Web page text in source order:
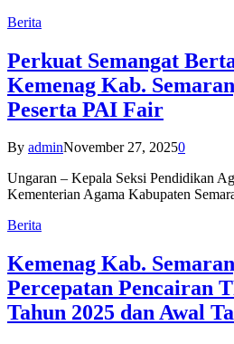
Berita
Perkuat Semangat
Kemenag Kab.
Peserta PAI Fair
By adminNovember 27, 20250
Ungaran – Kepala Seksi Pendidikan
Kementerian Agama Kabupaten
Berita
Kemenag Kab.
Percepatan Pencairan
Tahun 2025 dan Awal